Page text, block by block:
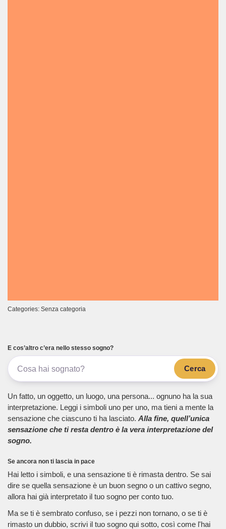
Categories: Senza categoria
E cos’altro c’era nello stesso sogno?
Cerca
Un fatto, un oggetto, un luogo, una persona... ognuno ha la sua
interpretazione. Leggi i simboli uno per uno, ma tieni a mente la
sensazione che ciascuno ti ha lasciato. Alla fine, quell’unica
sensazione che ti resta dentro è la vera interpretazione del
sogno.
Se ancora non ti lascia in pace
Hai letto i simboli, e una sensazione ti è rimasta dentro. Se sai
dire se quella sensazione è un buon segno o un cattivo segno,
allora hai già interpretato il tuo sogno per conto tuo.
Ma se ti è sembrato confuso, se i pezzi non tornano, o se ti è
rimasto un dubbio, scrivi il tuo sogno qui sotto, così come l'hai